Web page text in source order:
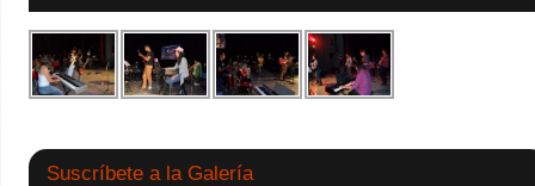
Suscríbete a la Galería